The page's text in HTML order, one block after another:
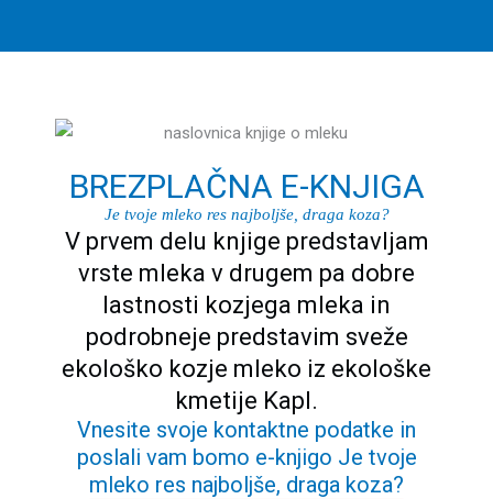
BREZPLAČNA E-KNJIGA
Je tvoje mleko res najboljše, draga koza?
V prvem delu knjige predstavljam
vrste mleka v drugem pa dobre
lastnosti kozjega mleka in
podrobneje predstavim sveže
ekološko kozje mleko iz ekološke
kmetije Kapl.
Vnesite svoje kontaktne podatke in
poslali vam bomo e-knjigo Je tvoje
mleko res najboljše, draga koza?